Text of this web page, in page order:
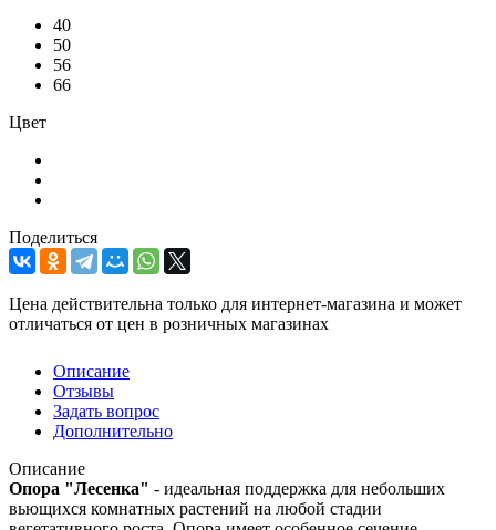
40
50
56
66
Цвет
Поделиться
Цена действительна только для интернет-магазина и может
отличаться от цен в розничных магазинах
Описание
Отзывы
Задать вопрос
Дополнительно
Описание
Опора "Лесенка" - идеальная поддержка для небольших
вьющихся комнатных растений на любой стадии